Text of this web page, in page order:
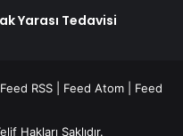
Yarası Tedavisi
Feed RSS Feed Atom
Feed
Hakları Saklıdır.